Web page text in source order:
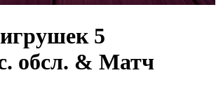
5
обсл. & Матч